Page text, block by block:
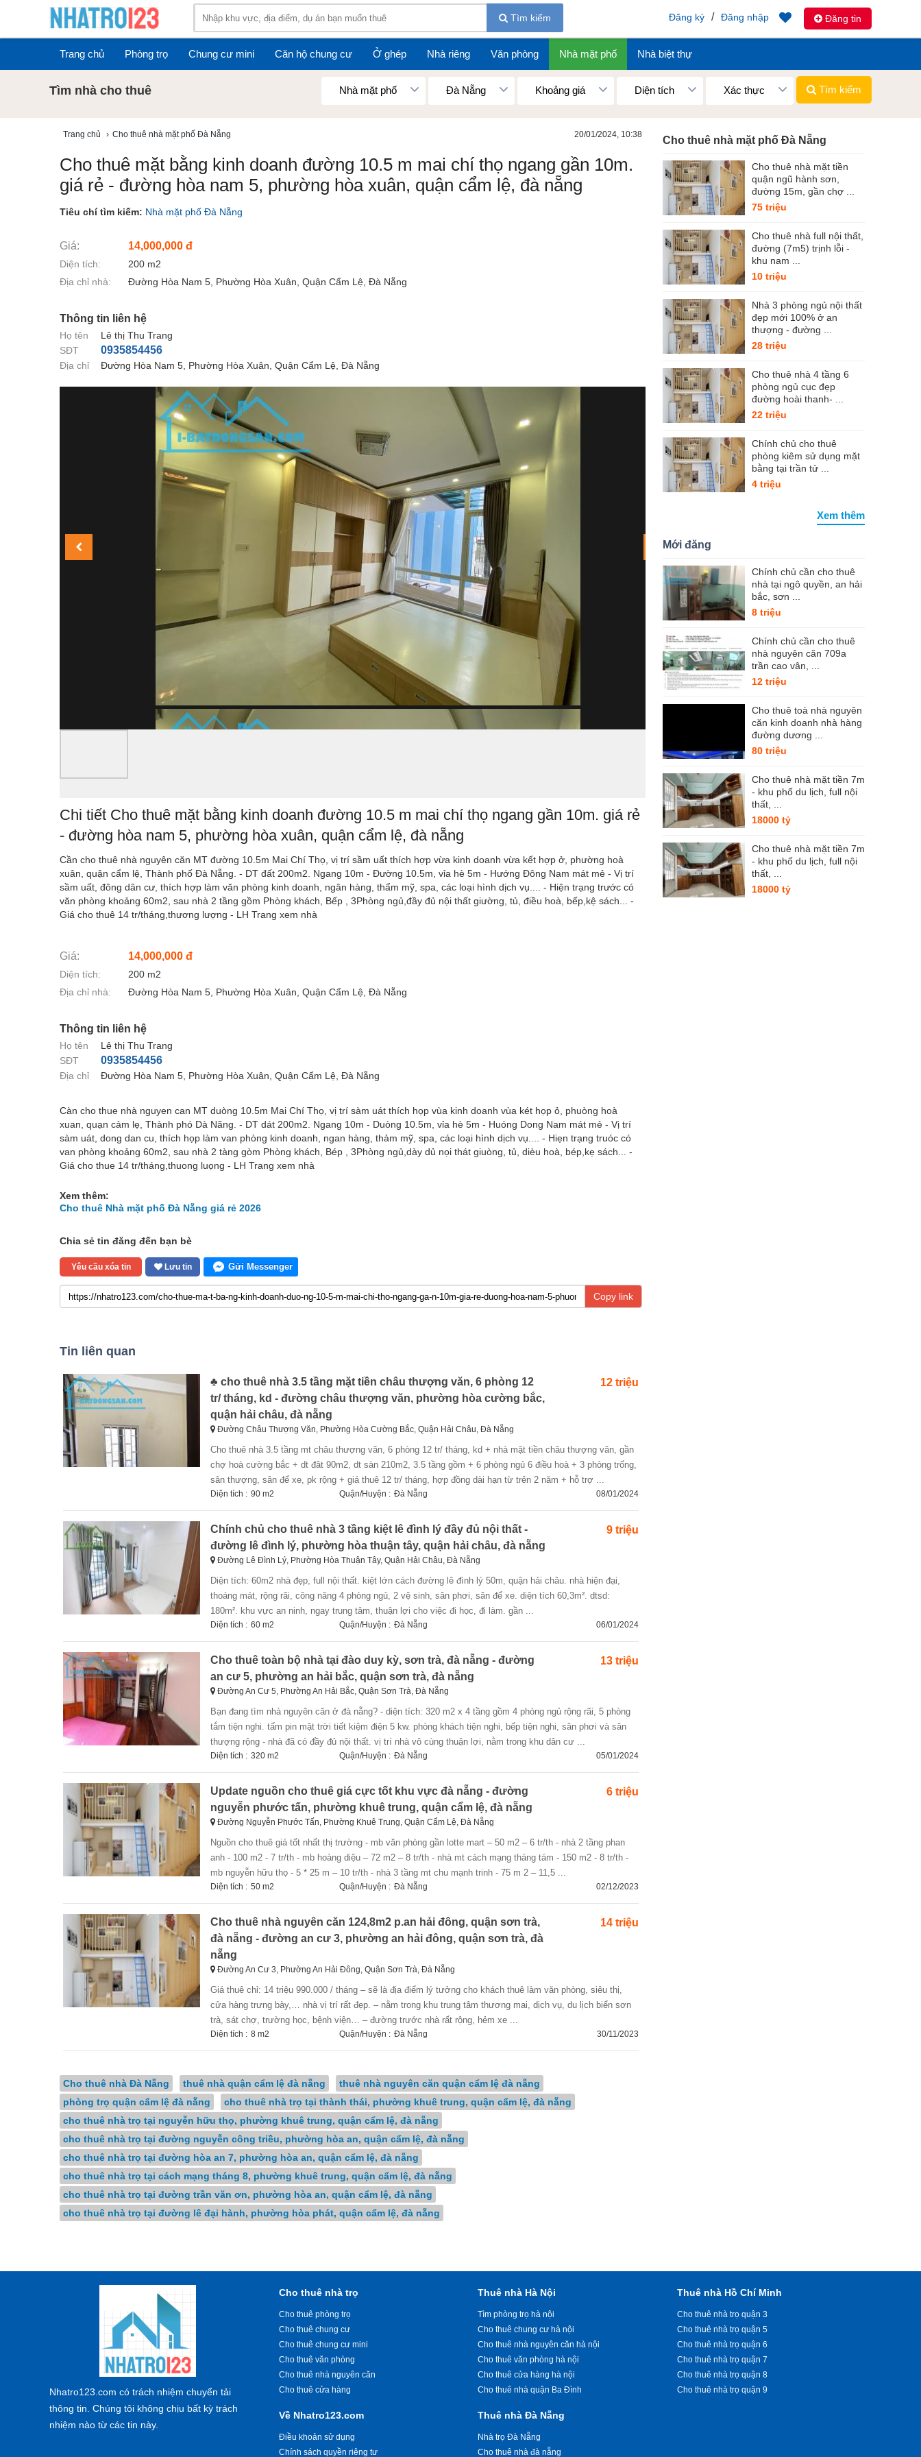
Tìm kiếm Đăng tin
Đăng nhập
/
Đăng ký
Trang chủ Phòng trọ Chung cư mini Căn hộ chung cư Ở ghép Nhà riêng Văn phòng Nhà mặt phố Nhà biệt thự
Tìm nhà cho thuê Nhà mặt phố Đà Nẵng Khoảng giá Diện tích Xác thực Tìm kiếm
Trang chủ › Cho thuê nhà mặt phố Đà Nẵng 20/01/2024, 10:38
Cho thuê mặt bằng kinh doanh đường 10.5 m mai chí thọ ngang gần 10m.
giá rẻ - đường hòa nam 5, phường hòa xuân, quận cẩm lệ, đà nẵng
Tiêu chí tìm kiếm: Nhà mặt phố Đà Nẵng
Giá: 14,000,000 đ
Diện tích:
200 m2
Địa chỉ nhà:
Đường Hòa Nam 5, Phường Hòa Xuân, Quận Cẩm Lệ, Đà Nẵng
Thông tin liên hệ
Họ tên
Lê thị Thu Trang
SĐT
0935854456
Địa chỉ Đường Hòa Nam 5, Phường Hòa Xuân, Quận Cẩm Lệ, Đà Nẵng
Chi tiết Cho thuê mặt bằng kinh doanh đường 10.5 m mai chí thọ ngang gần 10m. giá rẻ
- đường hòa nam 5, phường hòa xuân, quận cẩm lệ, đà nẵng
Cần cho thuê nhà nguyên căn MT đường 10.5m Mai Chí Thọ, vị trí sầm uất thích hợp vừa kinh doanh vừa kết hợp ở, phường hoà
xuân, quận cẩm lệ, Thành phố Đà Nẵng. - DT đất 200m2. Ngang 10m - Đường 10.5m, vỉa hè 5m - Hướng Đông Nam mát mẻ - Vị trí
sầm uất, đông dân cư, thích hợp làm văn phòng kinh doanh, ngân hàng, thẩm mỹ, spa, các loại hình dịch vụ.... - Hiện trạng trước có
văn phòng khoảng 60m2, sau nhà 2 tầng gồm Phòng khách, Bếp , 3Phòng ngủ,đầy đủ nội thất giường, tủ, điều hoà, bếp,kệ sách... -
Giá cho thuê 14 tr/tháng,thương lượng - LH Trang xem nhà
Giá: 14,000,000 đ
Diện tích:
200 m2
Địa chỉ nhà:
Đường Hòa Nam 5, Phường Hòa Xuân, Quận Cẩm Lệ, Đà Nẵng
Thông tin liên hệ
Họ tên
Lê thị Thu Trang
SĐT
0935854456
Địa chỉ Đường Hòa Nam 5, Phường Hòa Xuân, Quận Cẩm Lệ, Đà Nẵng
Càn cho thue nhà nguyen can MT duòng 10.5m Mai Chí Thọ, vị trí sàm uát thích họp vùa kinh doanh vùa két họp ỏ, phuòng hoà
xuan, quạn cảm lẹ, Thành phó Dà Nãng. - DT dát 200m2. Ngang 10m - Duòng 10.5m, vỉa hè 5m - Huóng Dong Nam mát mẻ - Vị trí
sàm uát, dong dan cu, thích họp làm van phòng kinh doanh, ngan hàng, thảm mỹ, spa, các loại hình dịch vụ.... - Hiẹn trạng truóc có
van phòng khoảng 60m2, sau nhà 2 tàng gòm Phòng khách, Bép , 3Phòng ngủ,dày dủ nọi thát giuòng, tủ, dièu hoà, bép,kẹ sách... -
Giá cho thue 14 tr/tháng,thuong luọng - LH Trang xem nhà
Xem thêm:
Cho thuê Nhà mặt phố Đà Nẵng giá rẻ 2026
Chia sẻ tin đăng đến bạn bè
Yêu cầu xóa tin Lưu tin Gửi Messenger
Copy link
Tin liên quan
12 triệu
♣ cho thuê nhà 3.5 tầng mặt tiền châu thượng văn, 6 phòng 12
tr/ tháng, kd - đường châu thượng văn, phường hòa cường bắc,
quận hải châu, đà nẵng
Đường Châu Thượng Văn, Phường Hòa Cường Bắc, Quận Hải Châu, Đà Nẵng
cho thuê nhà 3.5 tầng mt châu thượng văn, 6 phòng 12 tr/ tháng, kd + nhà mặt tiền châu thượng văn, gần
chợ hoà cường bắc + dt đât 90m2, dt sàn 210m2, 3.5 tầng gồm + 6 phòng ngủ 6 điều hoà + 3 phòng trống,
sân thượng, sân để xe, pk rộng + giá thuê 12 tr/ tháng, hợp đồng dài hạn từ trên 2 năm + hỗ trợ ...
Diện tích : 90 m2 Quận/Huyện : Đà Nẵng 08/01/2024
9 triệu
Chính chủ cho thuê nhà 3 tầng kiệt lê đình lý đầy đủ nội thất -
đường lê đình lý, phường hòa thuận tây, quận hải châu, đà nẵng
Đường Lê Đình Lý, Phường Hòa Thuận Tây, Quận Hải Châu, Đà Nẵng
diện tích: 60m2 nhà đẹp, full nội thất. kiệt lớn cách đường lê đình lý 50m, quận hải châu. nhà hiện đại,
thoáng mát, rộng rãi, công năng 4 phòng ngủ, 2 vệ sinh, sân phơi, sân để xe. diện tích 60,3m². dtsd:
180m². khu vực an ninh, ngay trung tâm, thuận lợi cho việc đi học, đi làm. gần ...
Diện tích : 60 m2 Quận/Huyện : Đà Nẵng 06/01/2024
13 triệu
Cho thuê toàn bộ nhà tại đào duy kỳ, sơn trà, đà nẵng - đường
an cư 5, phường an hải bắc, quận sơn trà, đà nẵng
Đường An Cư 5, Phường An Hải Bắc, Quận Sơn Trà, Đà Nẵng
bạn đang tìm nhà nguyên căn ở đà nẵng? - diện tích: 320 m2 x 4 tầng gồm 4 phòng ngủ rộng rãi, 5 phòng
tắm tiện nghi. tấm pin mặt trời tiết kiệm điện 5 kw. phòng khách tiện nghi, bếp tiện nghi, sân phơi và sân
thượng rộng - nhà đã có đầy đủ nội thất. vị trí nhà vô cùng thuận lợi, nằm trong khu dân cư ...
Diện tích : 320 m2 Quận/Huyện : Đà Nẵng 05/01/2024
6 triệu
Update nguồn cho thuê giá cực tốt khu vực đà nẵng - đường
nguyễn phước tấn, phường khuê trung, quận cẩm lệ, đà nẵng
Đường Nguyễn Phước Tấn, Phường Khuê Trung, Quận Cẩm Lệ, Đà Nẵng
nguồn cho thuê giá tốt nhất thị trường - mb văn phòng gần lotte mart – 50 m2 – 6 tr/th - nhà 2 tầng phan
anh - 100 m2 - 7 tr/th - mb hoàng diệu – 72 m2 – 8 tr/th - nhà mt cách mạng tháng tám - 150 m2 - 8 tr/th -
mb nguyễn hữu thọ - 5 * 25 m – 10 tr/th - nhà 3 tầng mt chu mạnh trinh - 75 m 2 – 11,5 ...
Diện tích : 50 m2 Quận/Huyện : Đà Nẵng 02/12/2023
14 triệu
Cho thuê nhà nguyên căn 124,8m2 p.an hải đông, quận sơn trà,
đà nẵng - đường an cư 3, phường an hải đông, quận sơn trà, đà
nẵng
Đường An Cư 3, Phường An Hải Đông, Quận Sơn Trà, Đà Nẵng
giá thuê chỉ: 14 triệu 990.000 / tháng – sẽ là địa điểm lý tưởng cho khách thuê làm văn phòng, siêu thị,
cửa hàng trưng bày,… nhà vị trí rất đẹp. – nằm trong khu trung ​tâm thương mai, dịch vụ, du lịch biển sơn
trà, sát chợ, trường học, bệnh viện… – đường trước nhà rất rộng, hẻm xe ...
Diện tích : 8 m2 Quận/Huyện : Đà Nẵng 30/11/2023
Cho thuê nhà Đà Nẵng thuê nhà quận cẩm lệ đà nẵng
thuê nhà nguyên căn quận cẩm lệ đà nẵng
phòng trọ quận cẩm lệ đà nẵng
cho thuê nhà trọ tại thành thái, phường khuê trung, quận cẩm lệ, đà nẵng
cho thuê nhà trọ tại nguyễn hữu thọ, phường khuê trung, quận cẩm lệ, đà nẵng
cho thuê nhà trọ tại đường nguyễn công triều, phường hòa an, quận cẩm lệ, đà nẵng
cho thuê nhà trọ tại đường hòa an 7, phường hòa an, quận cẩm lệ, đà nẵng
cho thuê nhà trọ tại cách mạng tháng 8, phường khuê trung, quận cẩm lệ, đà nẵng
cho thuê nhà trọ tại đường trần văn ơn, phường hòa an, quận cẩm lệ, đà nẵng
cho thuê nhà trọ tại đường lê đại hành, phường hòa phát, quận cẩm lệ, đà nẵng
Cho thuê nhà mặt phố Đà Nẵng
Cho thuê nhà mặt tiền
quận ngũ hành sơn,
đường 15m, gần chợ ...
75 triệu
Cho thuê nhà full nội thất,
đường (7m5) trịnh lỗi -
khu nam ...
10 triệu
Nhà 3 phòng ngủ nội thất
đẹp mới 100% ở an
thượng - đường ...
28 triệu
Cho thuê nhà 4 tầng 6
phòng ngủ cục đẹp
đường hoài thanh- ...
22 triệu
Chính chủ cho thuê
phòng kiêm sử dụng mặt
bằng tại trần tử ...
4 triệu
Xem thêm
Mới đăng
Chính chủ cần cho thuê
nhà tại ngô quyền, an hải
bắc, sơn ...
8 triệu
Chính chủ cần cho thuê
nhà nguyên căn 709a
trần cao vân, ...
12 triệu
Cho thuê toà nhà nguyên
căn kinh doanh nhà hàng
đường dương ...
80 triệu
Cho thuê nhà mặt tiền 7m
- khu phố du lịch, full nội
thất, ...
18000 tỷ
Cho thuê nhà mặt tiền 7m
- khu phố du lịch, full nội
thất, ...
18000 tỷ
Cho thuê nhà trọ
Cho thuê phòng trọ
Cho thuê chung cư
Cho thuê chung cư mini
Cho thuê văn phòng
Cho thuê nhà nguyên căn
Cho thuê cửa hàng
Về Nhatro123.com
Điều khoản sử dụng
Chính sách quyền riêng tư
Thuê nhà Hà Nội
Tìm phòng trọ hà nội
Cho thuê chung cư hà nội
Cho thuê nhà nguyên căn hà nội
Cho thuê văn phòng hà nội
Cho thuê cửa hàng hà nội
Cho thuê nhà quận Ba Đình
Thuê nhà Đà Nẵng
Nhà trọ Đà Nẵng
Cho thuê nhà đà nẵng
Thuê nhà Hồ Chí Minh
Cho thuê nhà trọ quận 3
Cho thuê nhà trọ quận 5
Cho thuê nhà trọ quận 6
Cho thuê nhà trọ quận 7
Cho thuê nhà trọ quận 8
Cho thuê nhà trọ quận 9
Nhatro123.com có trách nhiệm chuyển tải
thông tin. Chúng tôi không chịu bất kỳ trách
nhiệm nào từ các tin này.